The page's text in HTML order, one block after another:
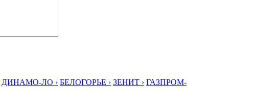
ДИНАМО-ЛО › БЕЛОГОРЬЕ › ЗЕНИТ › ГАЗПРОМ-